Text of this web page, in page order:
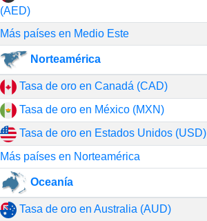
(AED)
Más países en Medio Este
Norteamérica
Tasa de oro en Canadá (CAD)
Tasa de oro en México (MXN)
Tasa de oro en Estados Unidos (USD)
Más países en Norteamérica
Oceanía
Tasa de oro en Australia (AUD)